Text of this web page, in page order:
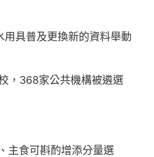
具普及更換新的資料舉動
，368家公共機構被遴選
主食可斟酌增添分量選